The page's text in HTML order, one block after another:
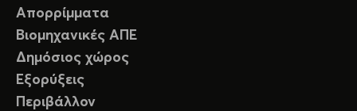
Απορρίμματα
Βιομηχανικές ΑΠΕ
Δημόσιος χώρος
Εξορύξεις
Περιβάλλον